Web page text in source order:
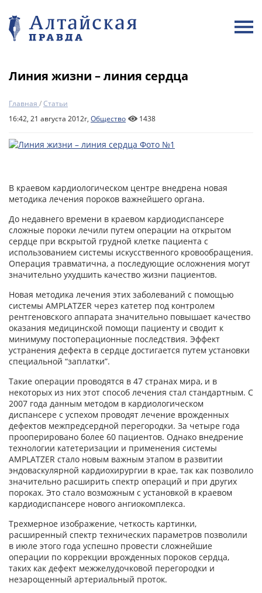
Линия жизни – линия сердца
Главная /Статьи
16:42, 21 августа 2012г, Общество 1438
В краевом кардиологическом центре внедрена новая
методика лечения пороков важнейшего органа.
До недавнего времени в краевом кардиодиспансере
сложные пороки лечили путем операции на открытом
сердце при вскрытой грудной клетке пациента с
использованием системы искусственного кровообращения.
Операция травматична, а последующие осложнения могут
значительно ухудшить качество жизни пациентов.
Новая методика лечения этих заболеваний с помощью
системы AMPLATZER через катетер под контролем
рентгеновского аппарата значительно повышает качество
оказания медицинской помощи пациенту и сводит к
минимуму постоперационные последствия. Эффект
устранения дефекта в сердце достигается путем установки
специальной “заплатки”.
Такие операции проводятся в 47 странах мира, и в
некоторых из них этот способ лечения стал стандартным. С
2007 года данным методом в кардиологическом
диспансере с успехом проводят лечение врожденных
дефектов межпредсердной перегородки. За четыре года
прооперировано более 60 пациентов. Однако внедрение
технологии катетеризации и применения системы
AMPLATZER стало новым важным этапом в развитии
эндоваскулярной кардиохирургии в крае, так как позволило
значительно расширить спектр операций и при других
пороках. Это стало возможным с установкой в краевом
кардиодиспансере нового ангиокомплекса.
Трехмерное изображение, четкость картинки,
расширенный спектр технических параметров позволили
в июле этого года успешно провести сложнейшие
операции по коррекции врожденных пороков сердца,
таких как дефект межжелудочковой перегородки и
незарощенный артериальный проток.